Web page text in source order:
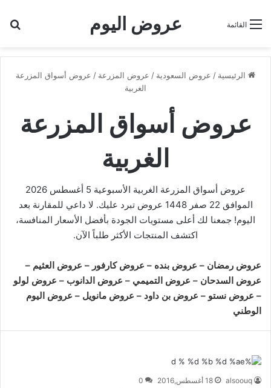
عروض اليوم القائمة
الرئيسية / عروض السعودية / عروض المزرعة / عروض أسواق المزرعة
الغربية
عروض أسواق المزرعة
الغربية
عروض أسواق المزرعة الغربية الأسبوعية 5 أغسطس 2026
الموافق 22 صفر 1448 عروض تبرد عليك. لا داعي للمقارنة بعد
اليوم! جمعنا لك أعلى مستويات الجودة بأفضل الأسعار المنافسة،
اكتشف المنتجات الأكثر طلباً الآن.
عروض رمضان – عروض بنده – عروض كارفور – عروض العثيم –
عروض السدحان – عروض التميمي – عروض الدانوب – عروض لولو
– عروض نستو – عروض بن داود – عروض مانويل – عروض اليوم
الوطني
alsoouq 18 أغسطس,2016 0